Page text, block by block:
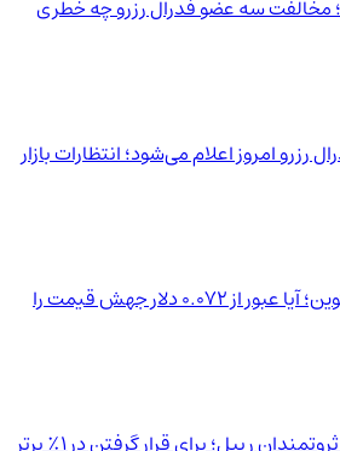
مخالفت سه عضو فدرال رزرو چه خطری
امروز اعلام می‌شود؛ انتظارات بازار
تحلیل قیمت دوج‌کوین؛ آیا عبور از ۰.۰۷۲ دلار جهش قیمت را
به‌روزرسانی لیست ثروتمندان ریپل؛ برای قرار گرفتن در ۱٪ برتر